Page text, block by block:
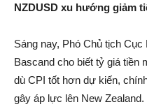
NZDUSD xu hướng giảm
Sáng nay, Phó Chủ tịch
Bascand cho biết tỷ giá tiền
dù CPI tốt hơn dự kiến,
gây áp lực lên New Zealand.